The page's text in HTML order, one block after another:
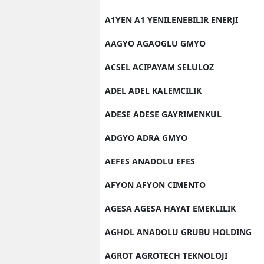
A1YEN A1 YENILENEBILIR ENERJI
AAGYO AGAOGLU GMYO
ACSEL ACIPAYAM SELULOZ
ADEL ADEL KALEMCILIK
ADESE ADESE GAYRIMENKUL
ADGYO ADRA GMYO
AEFES ANADOLU EFES
AFYON AFYON CIMENTO
AGESA AGESA HAYAT EMEKLILIK
AGHOL ANADOLU GRUBU HOLDING
AGROT AGROTECH TEKNOLOJI